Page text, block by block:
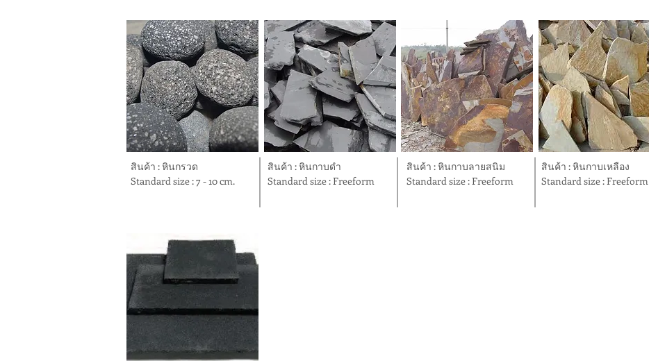
สินค้า : หินกาบเหลือง
Standard size : Freeform
สินค้า : หินกรวด
Standard size : 7 - 10 cm.
สินค้า : หินกาบดำ
Standard size : Freeform
สินค้า : หินกาบลายสนิม
Standard size : Freeform